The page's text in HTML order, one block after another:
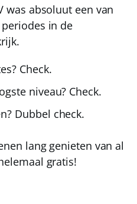
was absoluut een van
in de
Check.
niveau? Check.
Dubbel check.
lang genieten van al
gratis!